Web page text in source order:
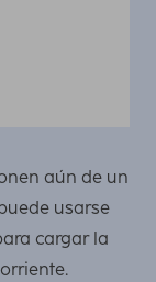
aún de un
usarse
cargar la